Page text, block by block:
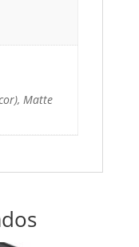
Matte